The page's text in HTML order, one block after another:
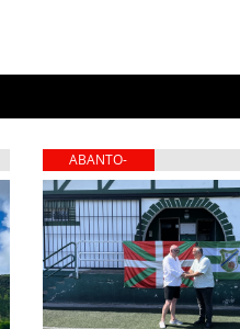
ABANTO-
ZIERBENA